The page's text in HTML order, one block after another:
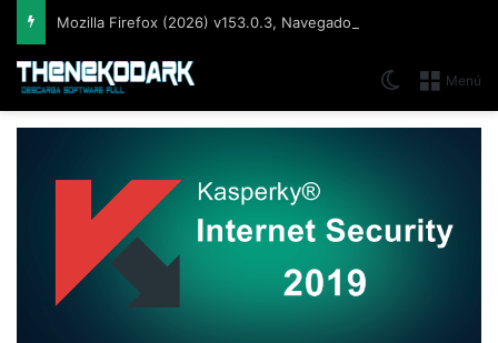
Menú
Switch skin